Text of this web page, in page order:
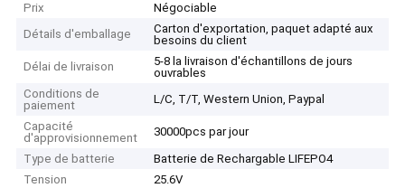
Prix
Négociable
Détails d'emballage
Carton d'exportation, paquet adapté aux
besoins du client
Délai de livraison
5-8 la livraison d'échantillons de jours
ouvrables
Conditions de
paiement
L/C, T/T, Western Union, Paypal
Capacité
d'approvisionnement
30000pcs par jour
Type de batterie
Batterie de Rechargable LIFEPO4
Tension
25.6V